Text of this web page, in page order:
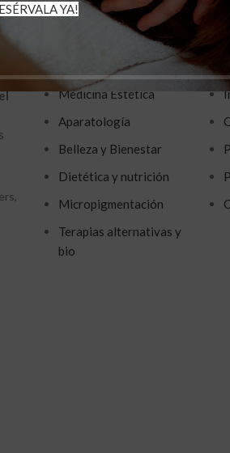
YA!
TRATAMIENTOS
Medicina Estética
Aparatología
Belleza y Bienestar
Dietética y nutrición
Micropigmentación
Terapias alternativas y
bio